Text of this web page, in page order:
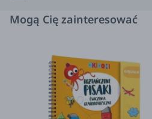
Mogą Cię zainteresować